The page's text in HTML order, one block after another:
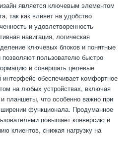
является ключевым элементом
так как влияет на удобство
и удовлетворенность
навигация, логическая
ключевых блоков и понятные
позволяют пользователю быстро
и совершать целевые
обеспечивает комфортное
на любых устройствах, включая
планшеты, что особенно важно при
функционала. Продуманное
повышает конверсию и
клиентов, снижая нагрузку на